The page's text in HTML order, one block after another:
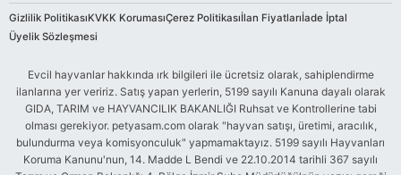
Gizlilik PolitikasıKVKK KorumasıÇerez Politikasıİlan Fiyatlarıİade İptal
Üyelik Sözleşmesi
Evcil hayvanlar hakkında ırk bilgileri ile ücretsiz olarak, sahiplendirme
ilanlarına yer veririz. Satış yapan yerlerin, 5199 sayılı Kanuna dayalı olarak
GIDA, TARIM ve HAYVANCILIK BAKANLIĞI Ruhsat ve Kontrollerine tabi
olması gerekiyor. petyasam.com olarak "hayvan satışı, üretimi, aracılık,
bulundurma veya komisyonculuk" yapmamaktayız. 5199 sayılı Hayvanları
Koruma Kanunu'nun, 14. Madde L Bendi ve 22.10.2014 tarihli 367 sayılı